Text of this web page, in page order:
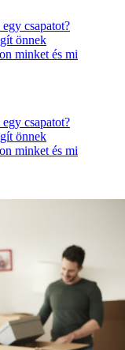
csapatot?
önnek
minket és mi
csapatot?
önnek
minket és mi